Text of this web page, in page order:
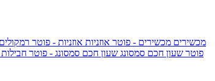
מכשירים מכשירים - פוטר אוזניות אוזניות - פוטר רמקולים
שעון Apple Watch Series 10 - פוטר שעון חכם סמסונג שעון חכם סמסונג - פוטר